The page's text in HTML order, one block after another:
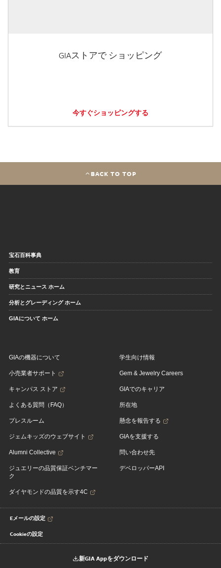
GIAストアで ショッピング
今すぐショッピングする
BACK TO TOP
宝石百科事典
教育
研究とニュース ホーム
分析とグレーディング ホーム
GIAについて ホーム
GIAの機器について
小売業者サポート
キャンパス ストア
よくある質問（FAQ）
プレスルーム
ジェムキッズのウェブサイト
Alumni Collective
ジュエリーの品質保証ベンチマー
ク
ダイヤモンドの品質を示す4C
学生向け情報
Gem & Jewelry Careers
GIAでのキャリア
所在地
懸念を報告する
GIAを支援する
問い合わせ先
デベロッパーAPI
Eメールの設定
Cookieの設定
新GIA Appをダウンロード